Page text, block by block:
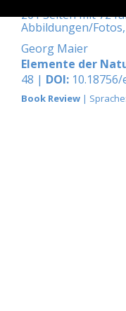
201 Seiten mit 72
Abbildungen/
Georg Maier
Elemente der
48 | DOI: 10.18756/
Book Review | Sprache: